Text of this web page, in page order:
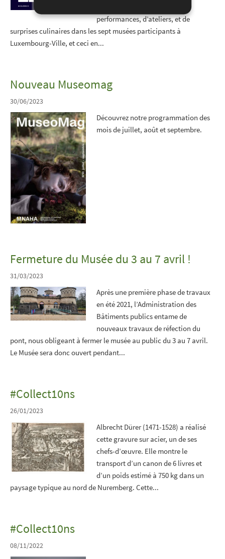
performances, d’ateliers, et de
surprises culinaires dans les sept musées participants à
Luxembourg-Ville, et ceci en...
Nouveau Museomag
30/06/2023
Découvrez notre programmation des
mois de juillet, août et septembre.
Fermeture du Musée du 3 au 7 avril !
31/03/2023
Après une première phase de travaux
en été 2021, l’Administration des
Bâtiments publics entame de
nouveaux travaux de réfection du
pont, nous obligeant à fermer le musée au public du 3 au 7 avril.
Le Musée sera donc ouvert pendant...
#Collect10ns
26/01/2023
Albrecht Dürer (1471-1528) a réalisé
cette gravure sur acier, un de ses
chefs-d’œuvre. Elle montre le
transport d’un canon de 6 livres et
d’un poids estimé à 750 kg dans un
paysage typique au nord de Nuremberg. Cette...
#Collect10ns
08/11/2022